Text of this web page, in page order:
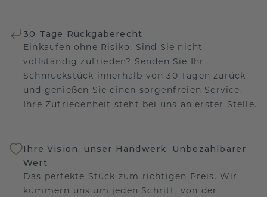
30 Tage Rückgaberecht
Einkaufen ohne Risiko. Sind Sie nicht
vollständig zufrieden? Senden Sie Ihr
Schmuckstück innerhalb von 30 Tagen zurück
und genießen Sie einen sorgenfreien Service.
Ihre Zufriedenheit steht bei uns an erster Stelle.
Ihre Vision, unser Handwerk: Unbezahlbarer
Wert
Das perfekte Stück zum richtigen Preis. Wir
kümmern uns um jeden Schritt, von der